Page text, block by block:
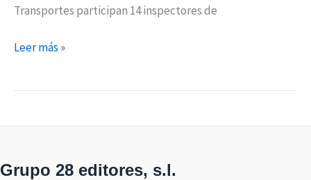
Transportes participan 14 inspectores de
Leer más »
Grupo 28 editores, s.l.